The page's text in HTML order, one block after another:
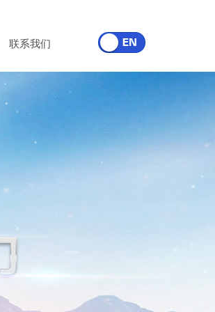
联系我们